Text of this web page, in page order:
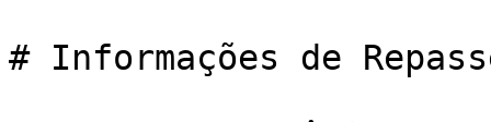
# Informações de